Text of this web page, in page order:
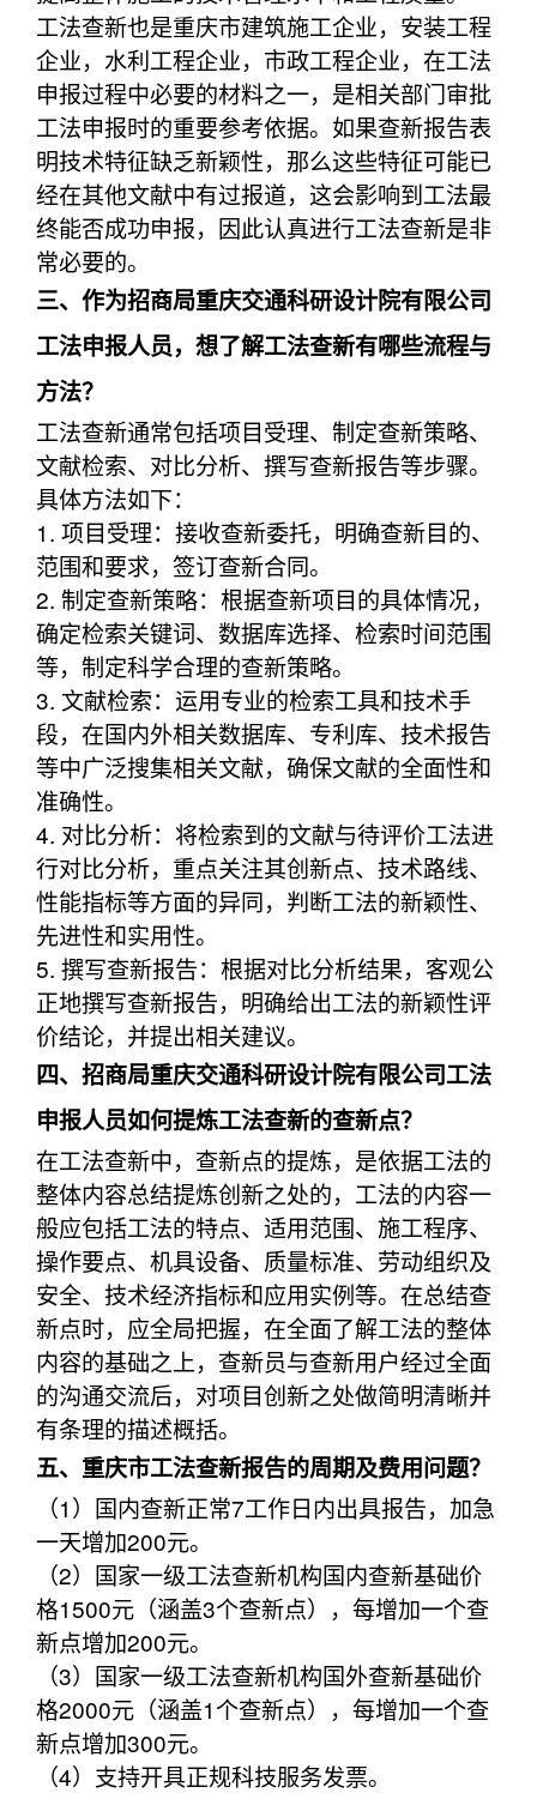
工法查新也是重庆市建筑施工企业，安装工程
企业，水利工程企业，市政工程企业，在工法
申报过程中必要的材料之一，是相关部门审批
工法申报时的重要参考依据。如果查新报告表
明技术特征缺乏新颖性，那么这些特征可能已
经在其他文献中有过报道，这会影响到工法最
终能否成功申报，因此认真进行工法查新是非
常必要的。
三、作为招商局重庆交通科研设计院有限公司
工法申报人员，想了解工法查新有哪些流程与
方法？
工法查新通常包括项目受理、制定查新策略、
文献检索、对比分析、撰写查新报告等步骤。
具体方法如下：
1. 项目受理：接收查新委托，明确查新目的、
范围和要求，签订查新合同。
2. 制定查新策略：根据查新项目的具体情况，
确定检索关键词、数据库选择、检索时间范围
等，制定科学合理的查新策略。
3. 文献检索：运用专业的检索工具和技术手
段，在国内外相关数据库、专利库、技术报告
等中广泛搜集相关文献，确保文献的全面性和
准确性。
4. 对比分析：将检索到的文献与待评价工法进
行对比分析，重点关注其创新点、技术路线、
性能指标等方面的异同，判断工法的新颖性、
先进性和实用性。
5. 撰写查新报告：根据对比分析结果，客观公
正地撰写查新报告，明确给出工法的新颖性评
价结论，并提出相关建议。
四、招商局重庆交通科研设计院有限公司工法
申报人员如何提炼工法查新的查新点？
在工法查新中，查新点的提炼，是依据工法的
整体内容总结提炼创新之处的，工法的内容一
般应包括工法的特点、适用范围、施工程序、
操作要点、机具设备、质量标准、劳动组织及
安全、技术经济指标和应用实例等。在总结查
新点时，应全局把握，在全面了解工法的整体
内容的基础之上，查新员与查新用户经过全面
的沟通交流后，对项目创新之处做简明清晰并
有条理的描述概括。
五、重庆市工法查新报告的周期及费用问题？
（1）国内查新正常7工作日内出具报告，加急
一天增加200元。
（2）国家一级工法查新机构国内查新基础价
格1500元（涵盖3个查新点），每增加一个查
新点增加200元。
（3）国家一级工法查新机构国外查新基础价
格2000元（涵盖1个查新点），每增加一个查
新点增加300元。
（4）支持开具正规科技服务发票。